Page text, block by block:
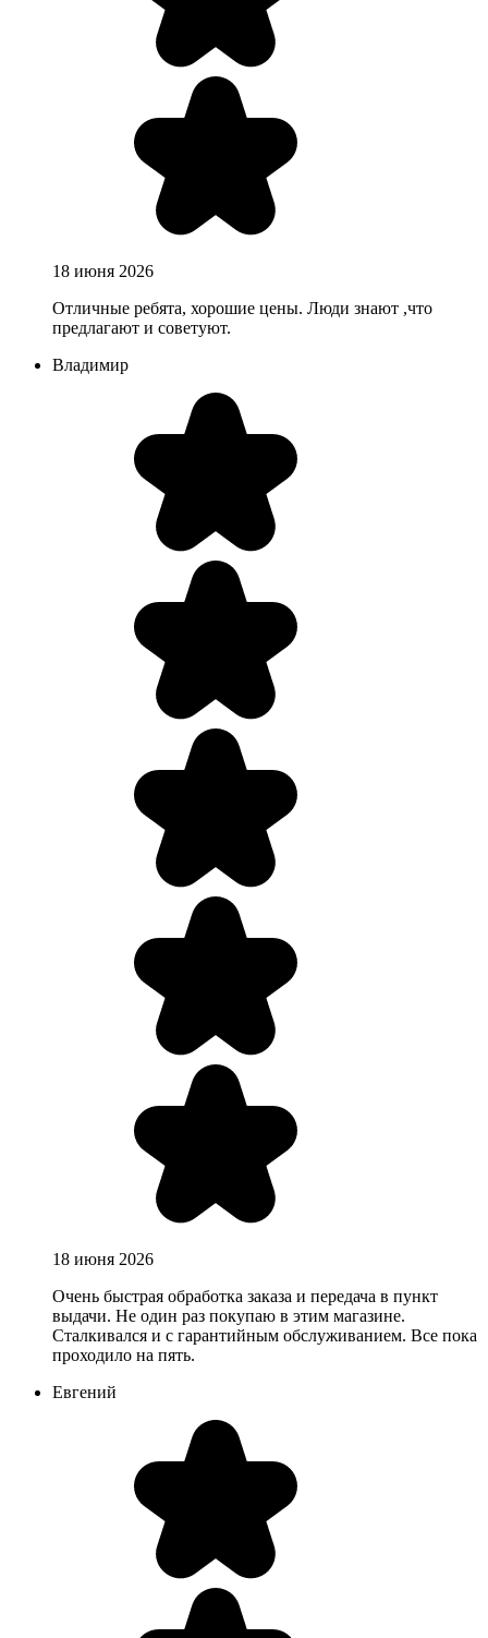
18 июня 2026
Отличные ребята, хорошие цены. Люди знают ,что
предлагают и советуют.
Владимир
18 июня 2026
Очень быстрая обработка заказа и передача в пункт
выдачи. Не один раз покупаю в этим магазине.
Сталкивался и с гарантийным обслуживанием. Все пока
проходило на пять.
Евгений